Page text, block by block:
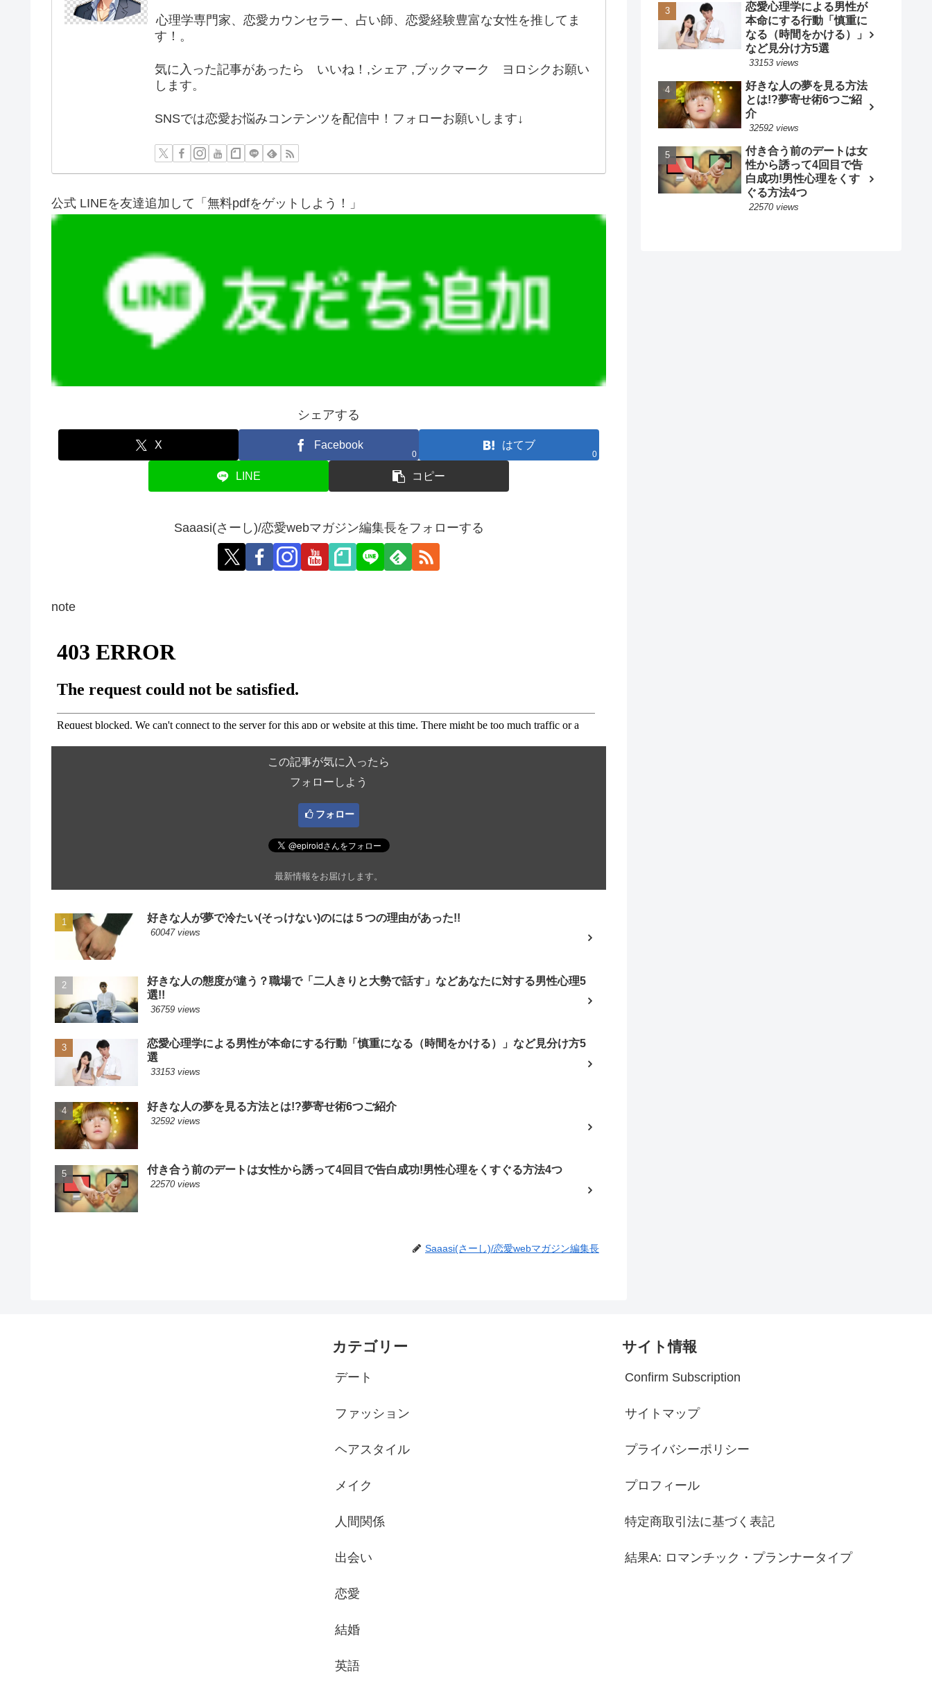
心理学専門家、恋愛カウンセラー、占い師、恋愛経験豊富な女性を推してま
す！。
気に入った記事があったら いいね！,シェア ,ブックマーク ヨロシクお願い
します。
SNSでは恋愛お悩みコンテンツを配信中！フォローお願いします↓
公式 LINEを友達追加して「無料pdfをゲットしよう！」
シェアする
X Facebook
0
はてブ
0
LINE コピー
Saaasi(さーし)/恋愛webマガジン編集長をフォローする
note
この記事が気に入ったら
フォローしよう
フォロー
最新情報をお届けします。
好きな人が夢で冷たい(そっけない)のには５つの理由があった!!
60047 views
好きな人の態度が違う？職場で「二人きりと大勢で話す」などあなたに対する男性心理5
選!!
36759 views
恋愛心理学による男性が本命にする行動「慎重になる（時間をかける）」など見分け方5
選
33153 views
好きな人の夢を見る方法とは!?夢寄せ術6つご紹介
32592 views
付き合う前のデートは女性から誘って4回目で告白成功!男性心理をくすぐる方法4つ
22570 views
Saaasi(さーし)/恋愛webマガジン編集長
恋愛心理学による男性が
本命にする行動「慎重に
なる（時間をかける）」
など見分け方5選
33153 views
好きな人の夢を見る方法
とは!?夢寄せ術6つご紹
介
32592 views
付き合う前のデートは女
性から誘って4回目で告
白成功!男性心理をくす
ぐる方法4つ
22570 views
カテゴリー
デート
ファッション
ヘアスタイル
メイク
人間関係
出会い
恋愛
結婚
英語
サイト情報
Confirm Subscription
サイトマップ
プライバシーポリシー
プロフィール
特定商取引法に基づく表記
結果A: ロマンチック・プランナータイプ